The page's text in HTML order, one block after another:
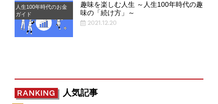
人生100年時代のお金
ガイド
趣味を楽しむ人生 ～人生100年時代の趣
味の「続け方」～
2021.12.20
RANKING 人気記事